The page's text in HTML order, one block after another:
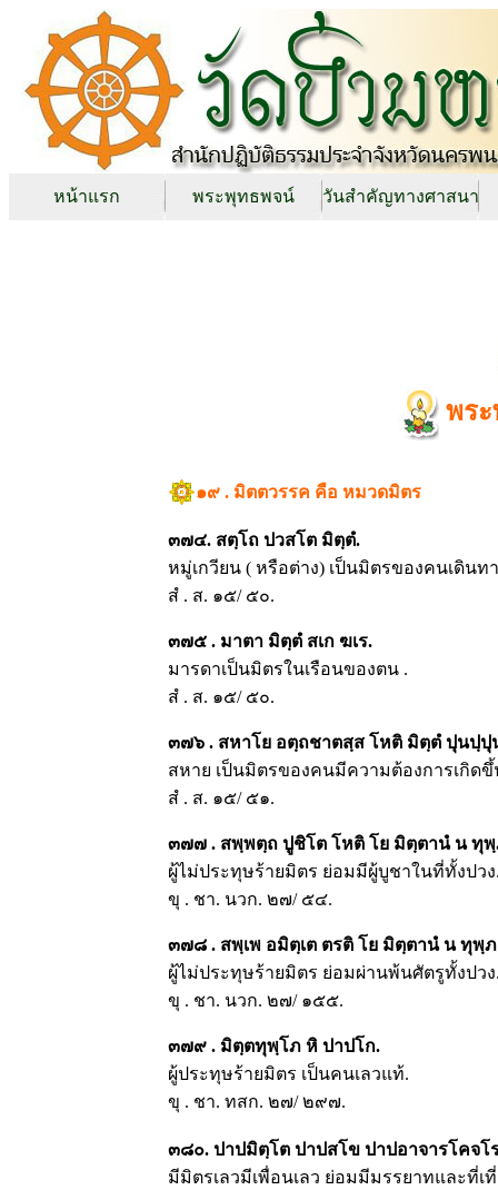
หน้าแรก พระพุทธพจน์ วันสำคัญทางศาสนา
พร
๑๙ . มิตตวรรค คือ หมวดมิตร
๓๗๔. สตฺโถ ปวสโต มิตฺตํ.
หมู่เกวียน ( หรือต่าง) เป็นมิตรของคนเดินท
สํ . ส. ๑๕/ ๕๐.
๓๗๕ . มาตา มิตฺตํ สเก ฆเร.
มารดาเป็นมิตรในเรือนของตน .
สํ . ส. ๑๕/ ๕๐.
๓๗๖ . สหาโย อตฺถชาตสฺส โหติ มิตฺตํ ปุนปฺปุ
สหาย เป็นมิตรของคนมีความต้องการเกิดขึ้
สํ . ส. ๑๕/ ๕๑.
๓๗๗ . สพฺพตฺถ ปูชิโต โหติ โย มิตฺตานํ น ทุ
ผู้ไม่ประทุษร้ายมิตร ย่อมมีผู้บูชาในที่ทั้งปวง
ขุ . ชา. นวก. ๒๗/ ๕๔.
๓๗๘ . สพฺเพ อมิตฺเต ตรติ โย มิตฺตานํ น ทุพฺ
ผู้ไม่ประทุษร้ายมิตร ย่อมผ่านพ้นศัตรูทั้งปวง
ขุ . ชา. นวก. ๒๗/ ๑๕๕.
๓๗๙ . มิตฺตทุพฺโภ หิ ปาปโก.
ผู้ประทุษร้ายมิตร เป็นคนเลวแท้.
ขุ . ชา. ทสก. ๒๗/ ๒๙๗.
๓๘๐. ปาปมิตฺโต ปาปสโข ปาปอาจารโคจโ
มีมิตรเลวมีเพื่อนเลว ย่อมมีมรรยาทและที่เที่